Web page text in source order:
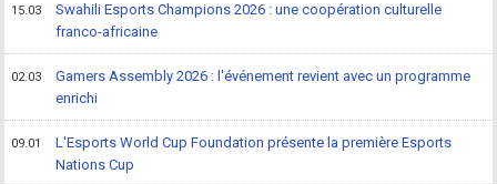
15.03
Swahili Esports Champions 2026 : une coopération culturelle
franco-africaine
02.03
Gamers Assembly 2026 : l'événement revient avec un programme
enrichi
09.01
L'Esports World Cup Foundation présente la première Esports
Nations Cup